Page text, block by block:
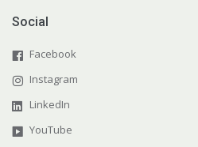
Social
Facebook
Instagram
LinkedIn
YouTube